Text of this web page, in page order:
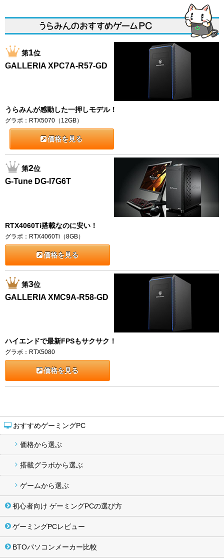
おすすめゲーミングPC
価格から選ぶ
搭載グラボから選ぶ
ゲームから選ぶ
初心者向け ゲーミングPCの選び方
ゲーミングPCレビュー
BTOパソコンメーカー比較
第1位
GALLERIA XPC7A-R57-GD
うらみんが感動した一押しモデル！
グラボ：RTX5070（12GB）
価格を見る
第2位
G-Tune DG-I7G6T
RTX4060Ti搭載なのに安い！
グラボ：RTX4060Ti（8GB）
価格を見る
第3位
GALLERIA XMC9A-R58-GD
ハイエンドで最新FPSもサクサク！
グラボ：RTX5080
価格を見る